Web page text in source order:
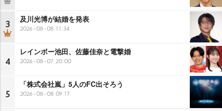
3 及川光博が結婚を発表
2026-08-08 11:34
4
レインボー池田、佐藤佳奈と電撃婚
2026-08-07 20:00
5
「株式会社嵐」5人のFC出そろう
2026-08-08 09:17